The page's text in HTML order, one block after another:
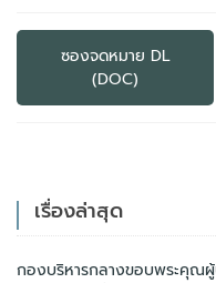
แนะแนว
เรื่องซองจดหมาย DL
(DOC)
เรื่องล่าสุด
กองบริหารกลางขอบพระคุณผู้